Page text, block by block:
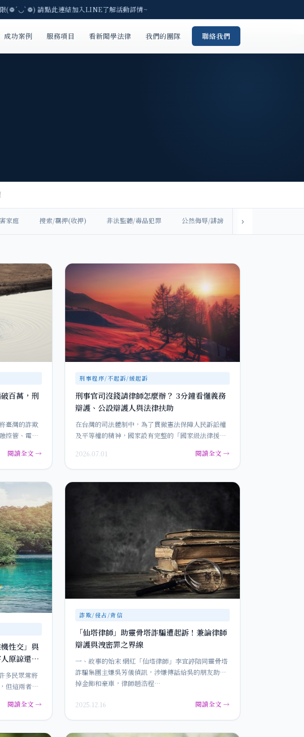
請點此連結加入LINE了解活動詳情~
成功案例 服務項目 看新聞學法律 我們的團隊 聯絡我們
家庭 搜索/羈押(收押) 非法監聽/毒品犯罪 公然侮辱/誹謗 ›
百萬，刑
臺灣的詐欺
控管、電信
閱讀全文 →
刑事程序/不起訴/緩起訴
刑事官司沒錢請律師怎麼辦？ 3分鐘看懂義務
辯護、公設辯護人與法律扶助
在台灣的司法體制中，為了貫徹憲法保障人民訴訟權
及平等權的精神，國家設有完整的「國家級法律援助
2026.07.01 閱讀全文 →
性交」與
原諒還有
多民眾常將
但這兩者在
閱讀全文 →
詐欺/侵占/背信
「仙塔律師」助靈骨塔詐騙遭起訴！兼論律師
辯護與洩密罪之界線
一、故事的始末 網紅「仙塔律師」李宜諪陪同靈骨塔
詐騙集團主嫌吳芳儀偵訊，涉嫌傳話給吳的朋友助賣
掉金飾和豪車，律師趙浩程…
2025.12.16 閱讀全文 →